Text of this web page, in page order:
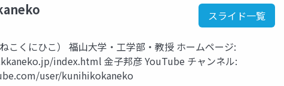
スライド一覧
こくにひこ） 福山大学・工学部・教授 ホームページ:
index.html 金子邦彦 YouTube チャンネル:
user/kunihikokaneko